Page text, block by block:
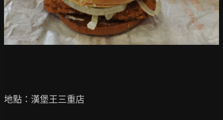
地點：漢堡王三重店